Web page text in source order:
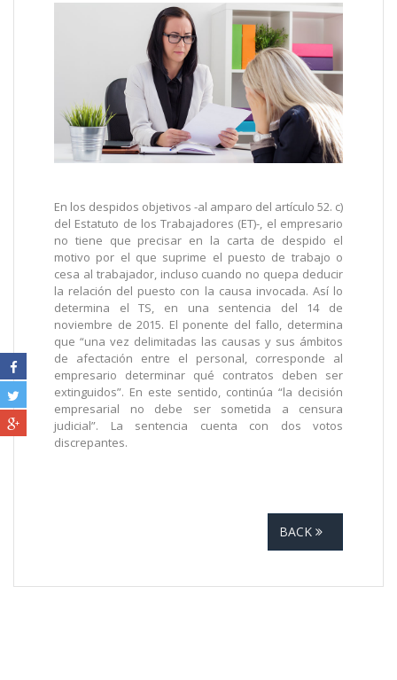
En los despidos objetivos -al amparo del artículo 52. c)
del Estatuto de los Trabajadores (ET)-, el empresario
no tiene que precisar en la carta de despido el
motivo por el que suprime el puesto de trabajo o
cesa al trabajador, incluso cuando no quepa deducir
la relación del puesto con la causa invocada. Así lo
determina el TS, en una sentencia del 14 de
noviembre de 2015. El ponente del fallo, determina
que “una vez delimitadas las causas y sus ámbitos
de afectación entre el personal, corresponde al
empresario determinar qué contratos deben ser
extinguidos”. En este sentido, continúa “la decisión
empresarial no debe ser sometida a censura
judicial”. La sentencia cuenta con dos votos
discrepantes.
BACK